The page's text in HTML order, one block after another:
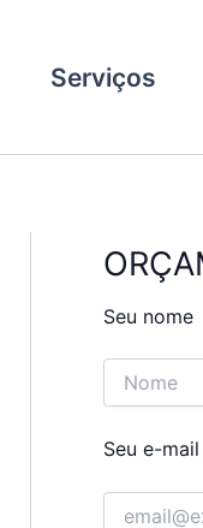
Serviços
Seu nome
Seu e-mail